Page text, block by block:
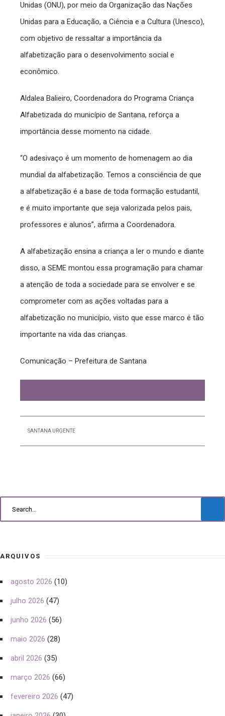
Unidas (ONU), por meio da Organização das Nações
Unidas para a Educação, a Ciência e a Cultura (Unesco),
com objetivo de ressaltar a importância da
alfabetização para o desenvolvimento social e
econômico.
Aldalea Balieiro, Coordenadora do Programa Criança
Alfabetizada do município de Santana, reforça a
importância desse momento na cidade.
“O adesivaço é um momento de homenagem ao dia
mundial da alfabetização. Temos a consciência de que
a alfabetização é a base de toda formação estudantil,
e é muito importante que seja valorizada pelos pais,
professores e alunos”, afirma a Coordenadora.
A alfabetização ensina a criança a ler o mundo e diante
disso, a SEME montou essa programação para chamar
a atenção de toda a sociedade para se envolver e se
comprometer com as ações voltadas para a
alfabetização no município, visto que esse marco é tão
importante na vida das crianças.
Comunicação – Prefeitura de Santana
SANTANA URGENTE
ARQUIVOS
agosto 2026 (10)
julho 2026 (47)
junho 2026 (56)
maio 2026 (28)
abril 2026 (35)
março 2026 (66)
fevereiro 2026 (47)